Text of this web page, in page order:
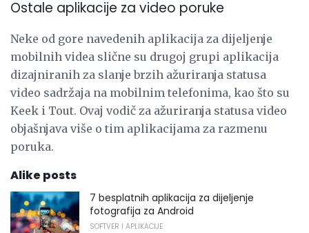
Ostale aplikacije za video poruke
Neke od gore navedenih aplikacija za dijeljenje
mobilnih videa slične su drugoj grupi aplikacija
dizajniranih za slanje brzih ažuriranja statusa
video sadržaja na mobilnim telefonima, kao što su
Keek i Tout. Ovaj vodič za ažuriranja statusa video
objašnjava više o tim aplikacijama za razmenu
poruka.
Alike posts
7 besplatnih aplikacija za dijeljenje
fotografija za Android
SOFTVER I APLIKACIJE